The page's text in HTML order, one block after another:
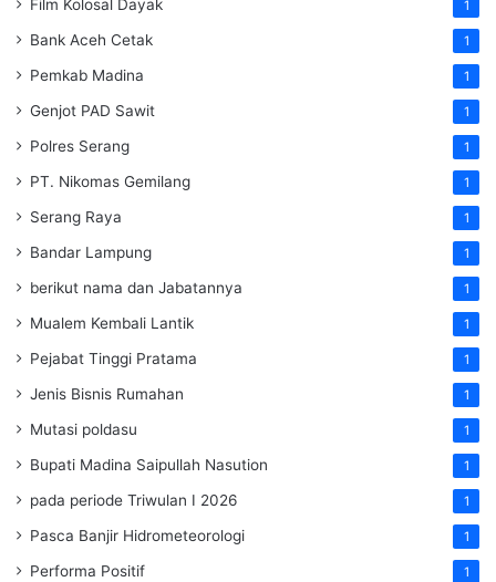
Film Kolosal Dayak 1
Bank Aceh Cetak 1
Pemkab Madina 1
Genjot PAD Sawit 1
Polres Serang 1
PT. Nikomas Gemilang 1
Serang Raya 1
Bandar Lampung 1
berikut nama dan Jabatannya 1
Mualem Kembali Lantik 1
Pejabat Tinggi Pratama 1
Jenis Bisnis Rumahan 1
Mutasi poldasu 1
Bupati Madina Saipullah Nasution 1
pada periode Triwulan I 2026 1
Pasca Banjir Hidrometeorologi 1
Performa Positif 1